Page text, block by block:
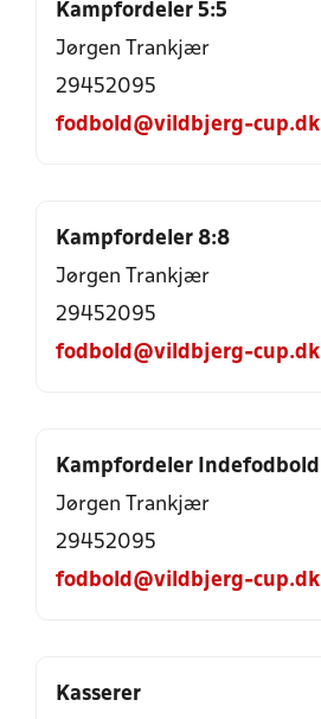
Kampfordeler 5:5
Jørgen Trankjær
29452095
fodbold@vildbjerg-cup.dk
Kampfordeler 8:8
Jørgen Trankjær
29452095
fodbold@vildbjerg-cup.dk
Kampfordeler Indefodbold
Jørgen Trankjær
29452095
fodbold@vildbjerg-cup.dk
Kasserer